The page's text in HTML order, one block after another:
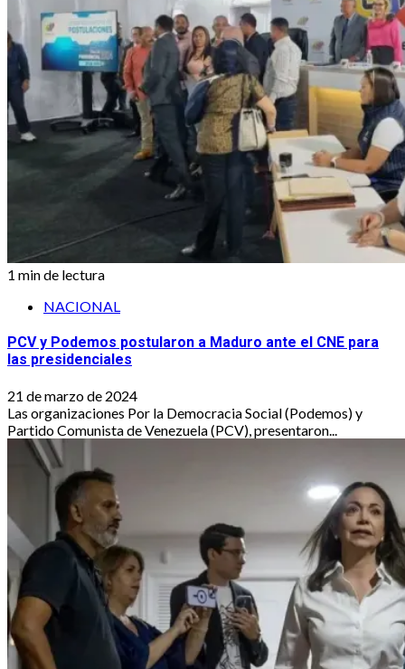
1 min de lectura
NACIONAL
PCV y Podemos postularon a Maduro ante el CNE para
las presidenciales
21 de marzo de 2024
Las organizaciones Por la Democracia Social (Podemos) y
Partido Comunista de Venezuela (PCV), presentaron...